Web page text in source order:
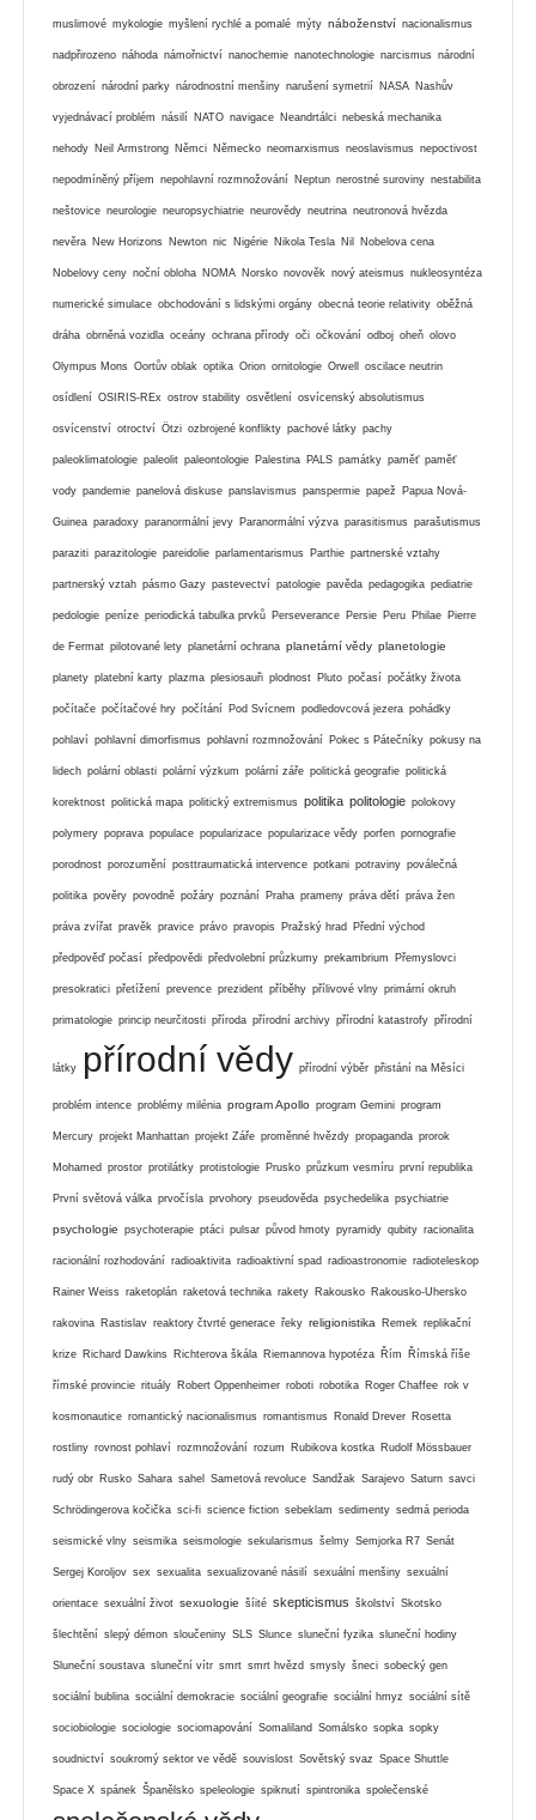
muslimové mykologie myšlení rychlé a pomalé mýty náboženství nacionalismus
nadpřirozeno náhoda námořnictví nanochemie nanotechnologie narcismus národní
obrození národní parky národnostní menšiny narušení symetrií NASA Nashův
vyjednávací problém násilí NATO navigace Neandrtálci nebeská mechanika
nehody Neil Armstrong Němci Německo neomarxismus neoslavismus nepoctivost
nepodmíněný příjem nepohlavní rozmnožování Neptun nerostné suroviny nestabilita
neštovice neurologie neuropsychiatrie neurovědy neutrina neutronová hvězda
nevěra New Horizons Newton nic Nigérie Nikola Tesla Nil Nobelova cena
Nobelovy ceny noční obloha NOMA Norsko novověk nový ateismus nukleosyntéza
numerické simulace obchodování s lidskými orgány obecná teorie relativity oběžná
dráha obrněná vozidla oceány ochrana přírody oči očkování odboj oheň olovo
Olympus Mons Oortův oblak optika Orion ornitologie Orwell oscilace neutrin
osídlení OSIRIS-REx ostrov stability osvětlení osvícenský absolutismus
osvícenství otroctví Ötzi ozbrojené konflikty pachové látky pachy
paleoklimatologie paleolit paleontologie Palestina PALS památky paměť paměť
vody pandemie panelová diskuse panslavismus panspermie papež Papua Nová-
Guinea paradoxy paranormální jevy Paranormální výzva parasitismus parašutismus
paraziti parazitologie pareidolie parlamentarismus Parthie partnerské vztahy
partnerský vztah pásmo Gazy pastevectví patologie pavěda pedagogika pediatrie
pedologie peníze periodická tabulka prvků Perseverance Persie Peru Philae Pierre
de Fermat pilotované lety planetární ochrana planetární vědy planetologie
planety platební karty plazma plesiosauři plodnost Pluto počasí počátky života
počítače počítačové hry počítání Pod Svícnem podledovcová jezera pohádky
pohlaví pohlavní dimorfismus pohlavní rozmnožování Pokec s Pátečníky pokusy na
lidech polární oblasti polární výzkum polární záře politická geografie politická
korektnost politická mapa politický extremismus politika politologie polokovy
polymery poprava populace popularizace popularizace vědy porfen pornografie
porodnost porozumění posttraumatická intervence potkani potraviny poválečná
politika pověry povodně požáry poznání Praha prameny práva dětí práva žen
práva zvířat pravěk pravice právo pravopis Pražský hrad Přední východ
předpověď počasí předpovědi předvolební průzkumy prekambrium Přemyslovci
presokratici přetížení prevence prezident příběhy přílivové vlny primární okruh
primatologie princip neurčitosti příroda přírodní archivy přírodní katastrofy přírodní
látky přírodní vědy přírodní výběr přistání na Měsíci
problém intence problémy milénia program Apollo program Gemini program
Mercury projekt Manhattan projekt Záře proměnné hvězdy propaganda prorok
Mohamed prostor protilátky protistologie Prusko průzkum vesmíru první republika
První světová válka prvočísla prvohory pseudověda psychedelika psychiatrie
psychologie psychoterapie ptáci pulsar původ hmoty pyramidy qubity racionalita
racionální rozhodování radioaktivita radioaktivní spad radioastronomie radioteleskop
Rainer Weiss raketoplán raketová technika rakety Rakousko Rakousko-Uhersko
rakovina Rastislav reaktory čtvrté generace řeky religionistika Remek replikační
krize Richard Dawkins Richterova škála Riemannova hypotéza Řím Římská říše
římské provincie rituály Robert Oppenheimer roboti robotika Roger Chaffee rok v
kosmonautice romantický nacionalismus romantismus Ronald Drever Rosetta
rostliny rovnost pohlaví rozmnožování rozum Rubikova kostka Rudolf Mössbauer
rudý obr Rusko Sahara sahel Sametová revoluce Sandžak Sarajevo Saturn savci
Schrödingerova kočička sci-fi science fiction sebeklam sedimenty sedmá perioda
seismické vlny seismika seismologie sekularismus šelmy Semjorka R7 Senát
Sergej Koroljov sex sexualita sexualizované násilí sexuální menšiny sexuální
orientace sexuální život sexuologie šíité skepticismus školství Skotsko
šlechtění slepý démon sloučeniny SLS Slunce sluneční fyzika sluneční hodiny
Sluneční soustava sluneční vítr smrt smrt hvězd smysly šneci sobecký gen
sociální bublina sociální demokracie sociální geografie sociální hmyz sociální sítě
sociobiologie sociologie sociomapování Somaliland Somálsko sopka sopky
soudnictví soukromý sektor ve vědě souvislost Sovětský svaz Space Shuttle
Space X spánek Španělsko speleologie spiknutí spintronika společenské